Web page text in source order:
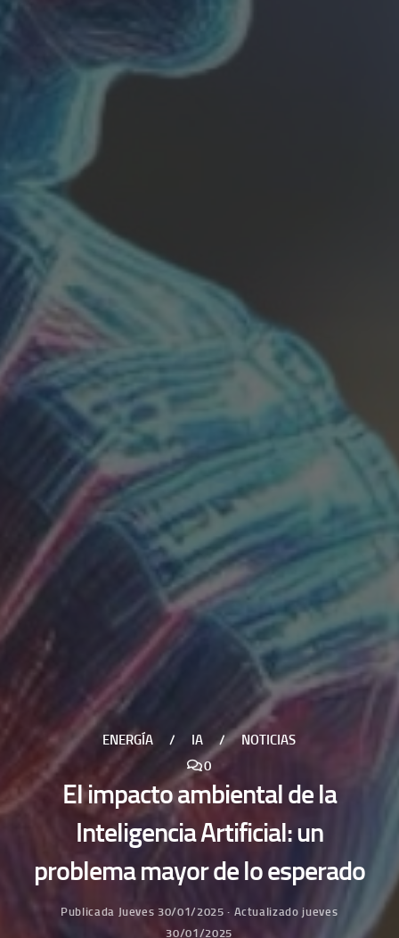
ENERGÍA / IA /
NOTICIAS
0
El impacto ambiental de la
Inteligencia Artificial: un
problema mayor de lo esperado
Publicada Jueves 30/01/2025 · Actualizado jueves
30/01/2025